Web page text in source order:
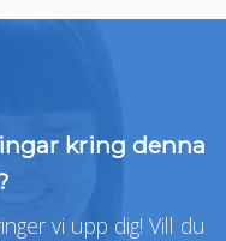
kring denna
vi upp dig! Vill du